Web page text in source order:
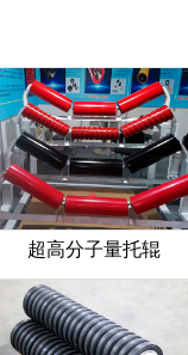
子量托辊